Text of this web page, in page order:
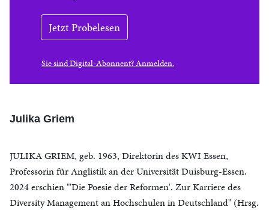
Jetzt Probelesen
Sie sind Digital-Abonnent? Anmelden.
Julika Griem
JULIKA GRIEM, geb. 1963, Direktorin des KWI Essen,
Professorin für Anglistik an der Universität Duisburg-Essen.
2024 erschien "'Die Poesie der Reformen'. Zur Karriere des
Diversity Management an Hochschulen in Deutschland" (Hrsg.